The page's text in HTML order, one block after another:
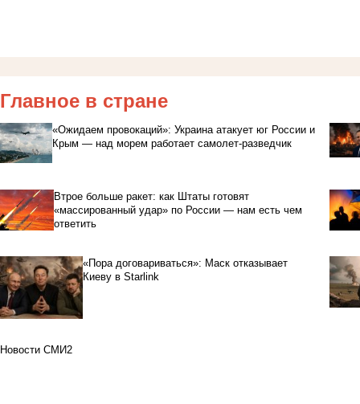
Главное в стране
«Ожидаем провокаций»: Украина атакует юг России и
Крым — над морем работает самолет-разведчик
Втрое больше ракет: как Штаты готовят
«массированный удар» по России — нам есть чем
ответить
«Пора договариваться»: Маск отказывает
Киеву в Starlink
Новости СМИ2